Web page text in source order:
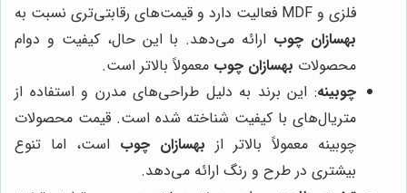
فلزی و MDF فعالیت دارد و قیمت‌های رقابتی‌تری نسبت به
بهسازان چوب ارائه می‌دهد. با این حال، کیفیت و دوام
محصولات بهسازان چوب معمولاً بالاتر است.
چوبینه: این برند به دلیل طراحی‌های مدرن و استفاده از
متریال‌های با کیفیت شناخته شده است. قیمت محصولات
چوبینه معمولاً بالاتر از بهسازان چوب است، اما تنوع
بیشتری در طرح و رنگ ارائه می‌دهد.